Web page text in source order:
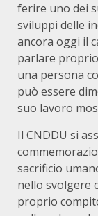
ferire uno dei
sviluppi delle
ancora oggi il
parlare
una persona
può essere
suo lavoro
Il CNDDU si
sacrificio
nello svolgere
proprio